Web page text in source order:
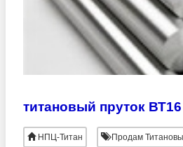
титановый пруток ВТ16
НПЦ-Титан Продам